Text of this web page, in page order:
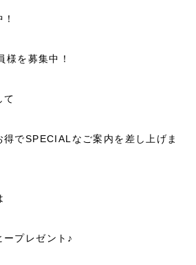
様を募集中！
て
得でSPECIALなご案内を差し上げま
ープレゼント♪